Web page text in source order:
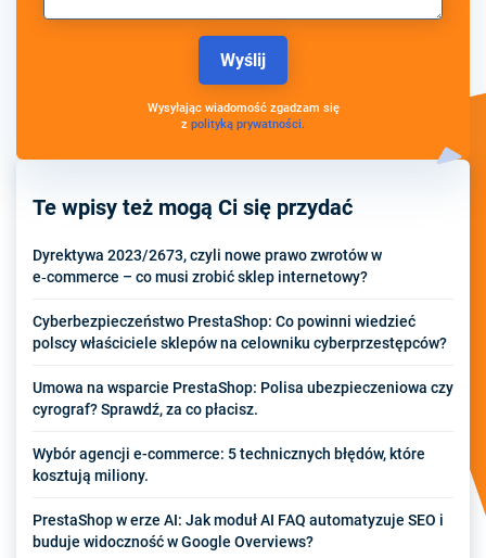
Te wpisy też mogą Ci się przydać
Dyrektywa 2023/2673, czyli nowe prawo zwrotów w
e‑commerce – co musi zrobić sklep internetowy?
Cyberbezpieczeństwo PrestaShop: Co powinni wiedzieć
polscy właściciele sklepów na celowniku cyberprzestępców?
Umowa na wsparcie PrestaShop: Polisa ubezpieczeniowa czy
cyrograf? Sprawdź, za co płacisz.
Wybór agencji e-commerce: 5 technicznych błędów, które
kosztują miliony.
PrestaShop w erze AI: Jak moduł AI FAQ automatyzuje SEO i
buduje widoczność w Google Overviews?
Wysyłając wiadomość zgadzam się
z polityką prywatności.